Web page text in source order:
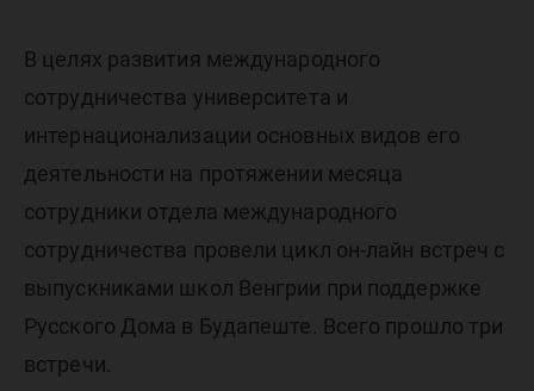
В целях развития международного
сотрудничества университета и
интернационализации основных видов его
деятельности на протяжении месяца
сотрудники отдела международного
сотрудничества провели цикл он-лайн встреч с
выпускниками школ Венгрии при поддержке
Русского Дома в Будапеште. Всего прошло три
встречи.